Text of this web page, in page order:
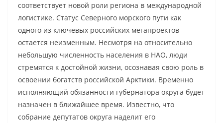
соответствует новой роли региона в международной
логистике. Статус Северного морского пути как
одного из ключевых российских мегапроектов
остается неизменным. Несмотря на относительно
небольшую численность населения в НАО, люди
стремятся к достойной жизни, осознавая свою роль в
освоении богатств российской Арктики. Временно
исполняющий обязанности губернатора округа будет
назначен в ближайшее время. Известно, что
собрание депутатов округа наделит его